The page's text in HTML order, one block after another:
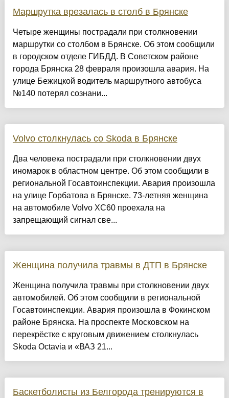
Маршрутка врезалась в столб в Брянске
Четыре женщины пострадали при столкновении
маршрутки со столбом в Брянске. Об этом сообщили
в городском отделе ГИБДД. В Советском районе
города Брянска 28 февраля произошла авария. На
улице Бежицкой водитель маршрутного автобуса
№140 потерял сознани...
Volvo столкнулась со Skoda в Брянске
Два человека пострадали при столкновении двух
иномарок в областном центре. Об этом сообщили в
региональной Госавтоинспекции. Авария произошла
на улице Горбатова в Брянске. 73-летняя женщина
на автомобиле Volvo XC60 проехала на
запрещающий сигнал све...
Женщина получила травмы в ДТП в Брянске
Женщина получила травмы при столкновении двух
автомобилей. Об этом сообщили в региональной
Госавтоинспекции. Авария произошла в Фокинском
районе Брянска. На проспекте Московском на
перекрёстке с круговым движением столкнулась
Skoda Octavia и «ВАЗ 21...
Баскетболисты из Белгорода тренируются в